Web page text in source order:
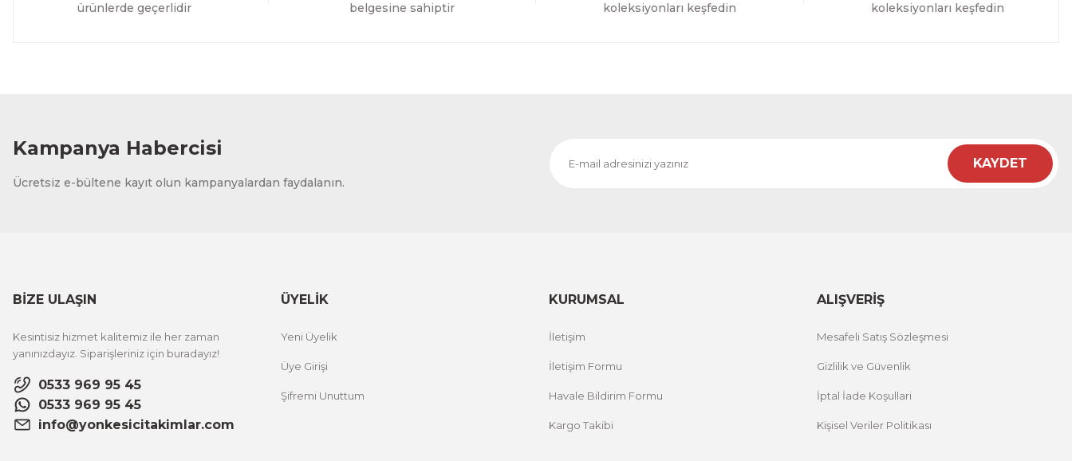
ürünlerde geçerlidir
belgesine sahiptir
koleksiyonları keşfedin
koleksiyonları keşfedin
Kampanya Habercisi
Ücretsiz e-bültene kayıt olun kampanyalardan faydalanın.
KAYDET
BİZE ULAŞIN
Kesintisiz hizmet kalitemiz ile her zaman
yanınızdayız. Siparişleriniz için buradayız!
0533 969 95 45
0533 969 95 45
info@yonkesicitakimlar.com
ÜYELİK
Yeni Üyelik
Üye Girişi
Şifremi Unuttum
KURUMSAL
İletişim
İletişim Formu
Havale Bildirim Formu
Kargo Takibi
ALIŞVERİŞ
Mesafeli Satış Sözleşmesi
Gizlilik ve Güvenlik
İptal İade Koşullari
Kişisel Veriler Politikası